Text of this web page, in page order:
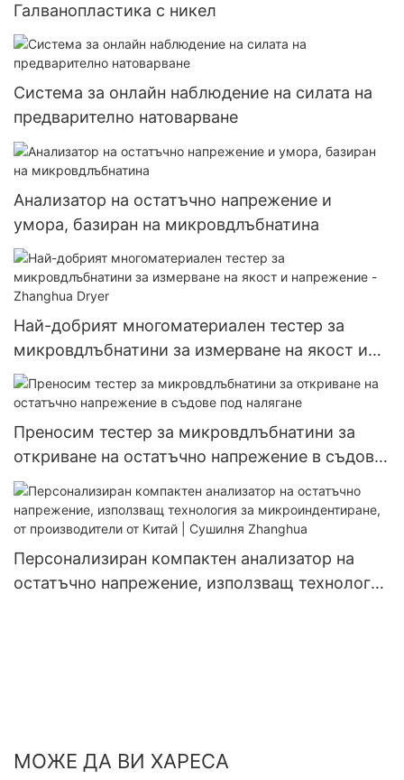
Галванопластика с никел
Система за онлайн наблюдение на силата на
предварително натоварване
Анализатор на остатъчно напрежение и
умора, базиран на микровдлъбнатина
Най-добрият многоматериален тестер за
микровдлъбнатини за измерване на якост и
напрежение - Zhanghua Dryer
Преносим тестер за микровдлъбнатини за
откриване на остатъчно напрежение в съдове
под налягане
Персонализиран компактен анализатор на
остатъчно напрежение, използващ технология
МОЖЕ ДА ВИ ХАРЕСА